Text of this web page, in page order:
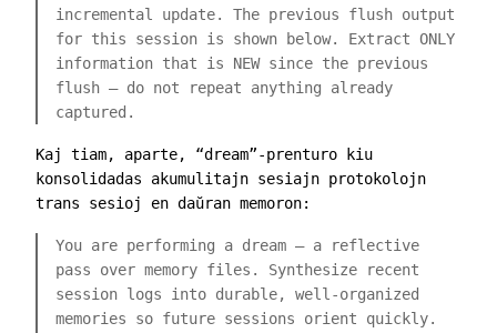
incremental update. The previous flush output
for this session is shown below. Extract ONLY
information that is NEW since the previous
flush — do not repeat anything already
captured.
Kaj tiam, aparte, “dream”-prenturo kiu
konsolidadas akumulitajn sesiajn protokolojn
trans sesioj en daŭran memoron:
You are performing a dream — a reflective
pass over memory files. Synthesize recent
session logs into durable, well-organized
memories so future sessions orient quickly.